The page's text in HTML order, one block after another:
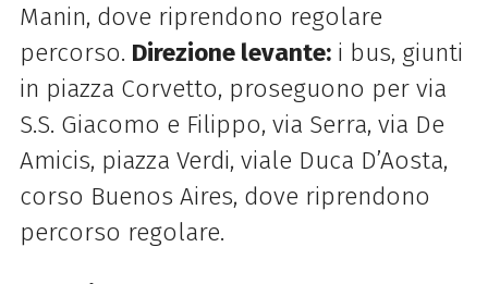
Manin, dove riprendono regolare
percorso. Direzione levante:i bus, giunti
in piazza Corvetto, proseguono per via
S.S. Giacomo e Filippo, via Serra, via De
Amicis, piazza Verdi, viale Duca D’Aosta,
corso Buenos Aires, dove riprendono
percorso regolare.